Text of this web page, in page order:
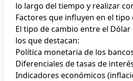
lo largo del tiempo y realizar
Factores que influyen en el tipo
El tipo de cambio entre el
los que destacan:
Política monetaria de los
Diferenciales de tasas de
Indicadores económicos